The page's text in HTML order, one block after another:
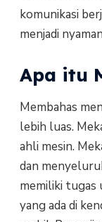
komunikasi
menjadi
Apa itu
Membahas
lebih luas.
ahli mesin.
dan
memiliki tugas
yang ada di